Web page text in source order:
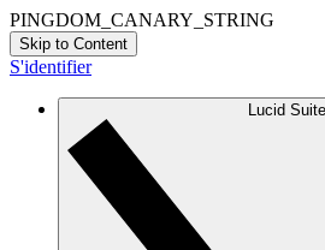
PINGDOM_CANARY_STRING
Skip to Content
S'identifier
Lucid Suite